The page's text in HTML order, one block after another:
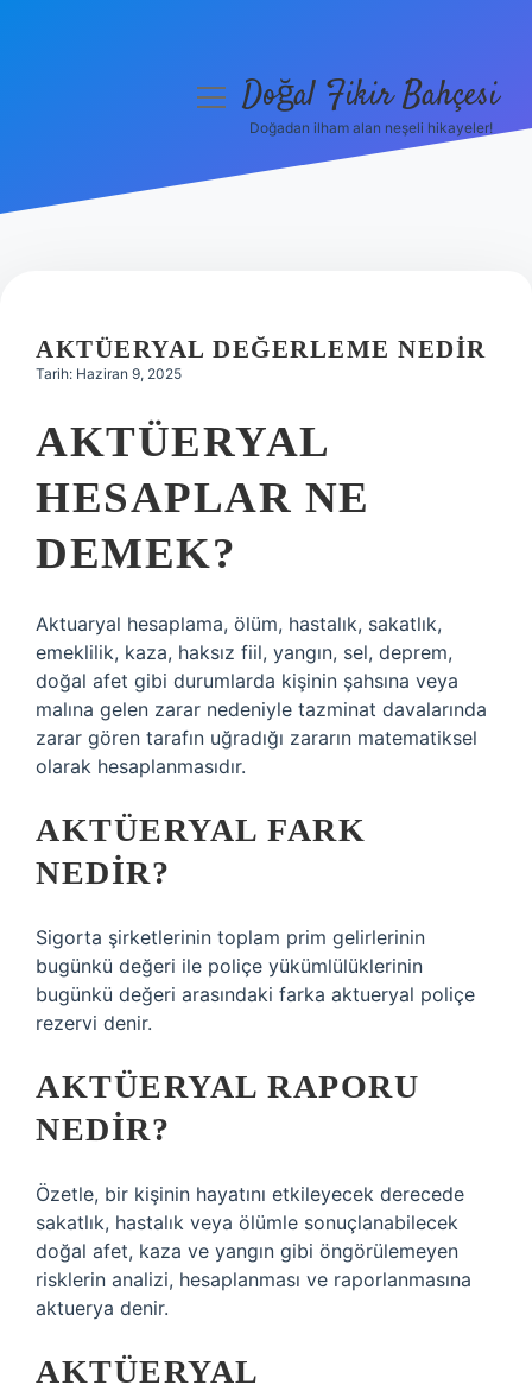
Hakkımızda
menüyüDoğal Fikir Bahçesi
Doğadan ilham alan neşeli hikayeler!
AKTÜERYAL DEĞERLEME NEDIR
Tarih: Haziran 9, 2025
AKTÜERYAL
HESAPLAR NE
DEMEK?
Aktuaryal hesaplama, ölüm, hastalık, sakatlık,
emeklilik, kaza, haksız fiil, yangın, sel, deprem,
doğal afet gibi durumlarda kişinin şahsına veya
malına gelen zarar nedeniyle tazminat davalarında
zarar gören tarafın uğradığı zararın matematiksel
olarak hesaplanmasıdır.
AKTÜERYAL FARK
NEDIR?
Sigorta şirketlerinin toplam prim gelirlerinin
bugünkü değeri ile poliçe yükümlülüklerinin
bugünkü değeri arasındaki farka aktueryal poliçe
rezervi denir.
AKTÜERYAL RAPORU
NEDIR?
Özetle, bir kişinin hayatını etkileyecek derecede
sakatlık, hastalık veya ölümle sonuçlanabilecek
doğal afet, kaza ve yangın gibi öngörülemeyen
risklerin analizi, hesaplanması ve raporlanmasına
aktuerya denir.
AKTÜERYAL